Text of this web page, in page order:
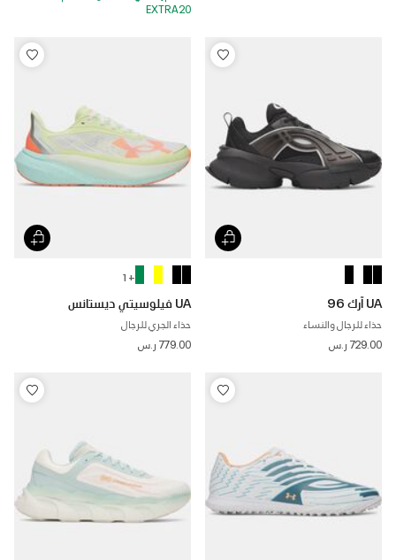
EXTRA20
UA آرك 96
حذاء للرجال والنساء
729.00 ر.س
+ 1
UA فيلوسيتي ديستانس
حذاء الجري للرجال
779.00 ر.س